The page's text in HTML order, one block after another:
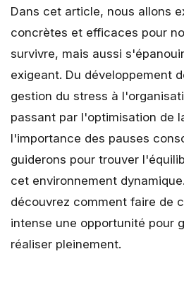
Dans cet article, nous allons
concrètes et efficaces pour
survivre, mais aussi s'épanouir
exigeant. Du développement
gestion du stress à
passant par l'optimisation de
l'importance des pauses
guiderons pour trouver
cet environnement
découvrez comment faire de
intense une opportunité pour
réaliser pleinement.